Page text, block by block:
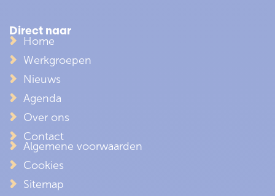
Direct naar
Home
Werkgroepen
Nieuws
Agenda
Over ons
Contact
Algemene voorwaarden
Cookies
Sitemap